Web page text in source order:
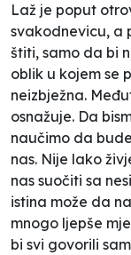
Laž je poput
svakodnevicu, a
štiti, samo da bi
oblik u kojem se
neizbježna.
osnažuje. Da
naučimo da
nas. Nije lako
nas suočiti sa
istina može da
mnogo ljepše
bi svi govorili